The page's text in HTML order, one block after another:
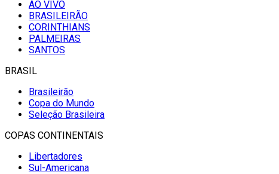
AO VIVO
BRASILEIRÃO
CORINTHIANS
PALMEIRAS
SANTOS
BRASIL
Brasileirão
Copa do Mundo
Seleção Brasileira
COPAS CONTINENTAIS
Libertadores
Sul-Americana